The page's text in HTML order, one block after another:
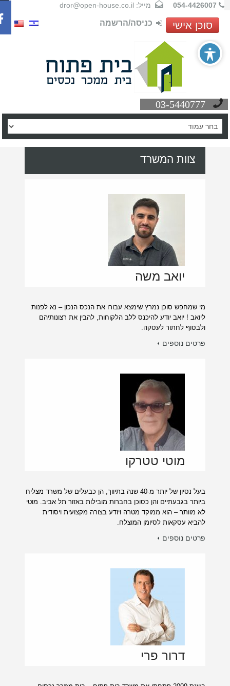
054-4426007 מייל: dror@open-house.co.il
סוכן אישי כניסה/הרשמה
03-5440777
צוות המשרד
יואב משה
מי שמחפש סוכן נמרץ שימצא עבורו את הנכס הנכון – נא לפנות
ליואב ! יואב יודע להיכנס ללב הלקוחות, להבין את רצונותיהם
ולבסוף לחתור לעסקה.
פרטים נוספים
מוטי טטרקו
בעל נסיון של יותר מ-40 שנה בתיווך, הן כבעלים של משרד מצליח
ביותר בגבעתיים והן כסוכן בחברות מובילות באזור תל אביב. מוטי
לא מוותר – הוא ממוקד מטרה ויודע בצורה מקצועית ויסודית
להביא עסקאות לסיומן המוצלח.
פרטים נוספים
דרור פרי